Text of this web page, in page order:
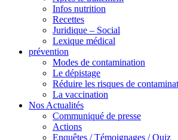
Infos nutrition
Recettes
Juridique – Social
Lexique médical
prévention
Modes de contamination
Le dépistage
Réduire les risques de
La vaccination
Nos Actualités
Communiqué de presse
Actions
Enquêtes / Témoignages / Quiz